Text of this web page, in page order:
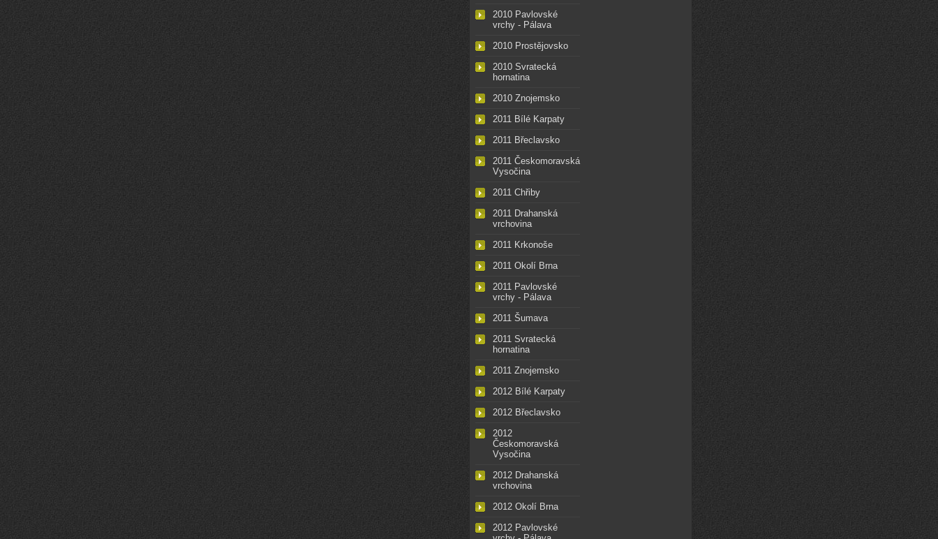
2010 Pavlovské
vrchy - Pálava
2010 Prostějovsko
2010 Svratecká
hornatina
2010 Znojemsko
2011 Bílé Karpaty
2011 Břeclavsko
2011 Českomoravská
Vysočina
2011 Chřiby
2011 Drahanská
vrchovina
2011 Krkonoše
2011 Okolí Brna
2011 Pavlovské
vrchy - Pálava
2011 Šumava
2011 Svratecká
hornatina
2011 Znojemsko
2012 Bílé Karpaty
2012 Břeclavsko
2012
Českomoravská
Vysočina
2012 Drahanská
vrchovina
2012 Okolí Brna
2012 Pavlovské